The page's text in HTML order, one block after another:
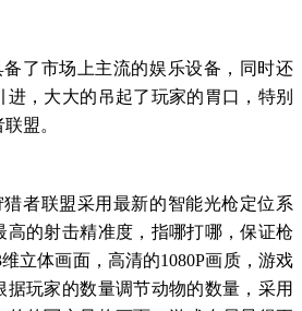
了市场上主流的娱乐设备，同时还
进，大大的吊起了玩家的胃口，特别
盟。
者联盟采用最新的智能光枪定位系
高的射击精准度，指哪打哪，保证枪
维立体画面，高清的1080P画质，游戏
据玩家的数量调节动物的数量，采用